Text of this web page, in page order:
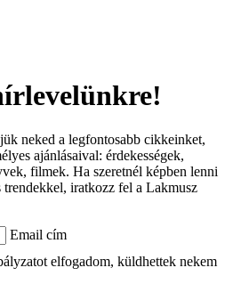
neked a legfontosabb cikkeinket,
ajánlásaival: érdekességek,
filmek. Ha szeretnél képben lenni
iratkozz fel a Lakmusz
Email cím
elfogadom, küldhettek nekem